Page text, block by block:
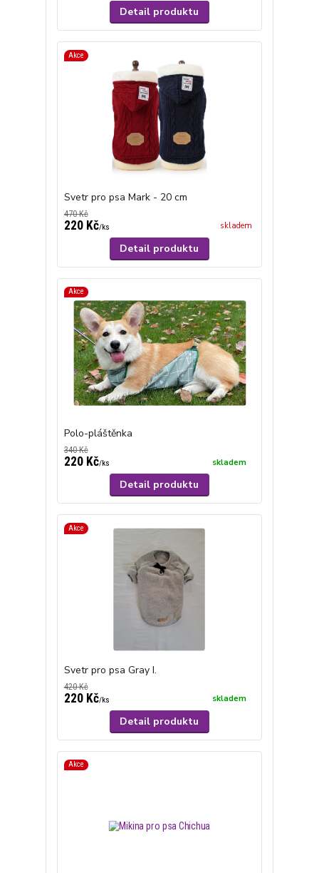
Detail produktu
Akce
Svetr pro psa Mark - 20 cm
470 Kč
220 Kč/ks skladem
Detail produktu
Akce
Polo-pláštěnka
340 Kč
220 Kč/ks skladem
Detail produktu
Akce
Svetr pro psa Gray I.
420 Kč
220 Kč/ks skladem
Detail produktu
Akce